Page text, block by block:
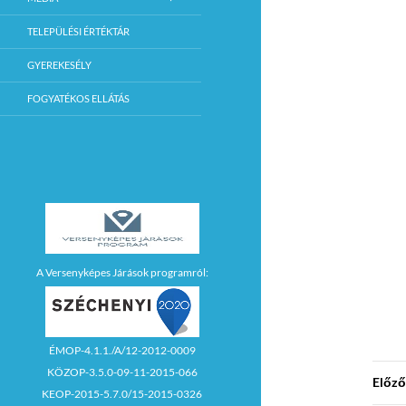
TELEPÜLÉSI ÉRTÉKTÁR
GYEREKESÉLY
FOGYATÉKOS ELLÁTÁS
A Versenyképes Járások programról:
ÉMOP-4.1.1./A/12-2012-0009
KÖZOP-3.5.0-09-11-2015-066
KEOP-2015-5.7.0/15-2015-0326